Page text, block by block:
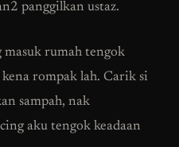
panggilkan ustaz.
masuk rumah tengok
kena rompak lah. Carik si
sampah, nak
aku tengok keadaan